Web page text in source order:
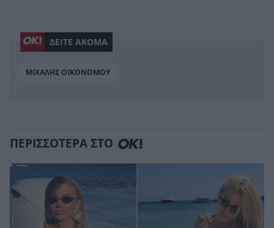
ΔΕΙΤΕ ΑΚΟΜΑ
ΜΙΧΑΛΗΣ ΟΙΚΟΝΟΜΟΥ
ΠΕΡΙΣΣΟΤΕΡΑ ΣΤΟ